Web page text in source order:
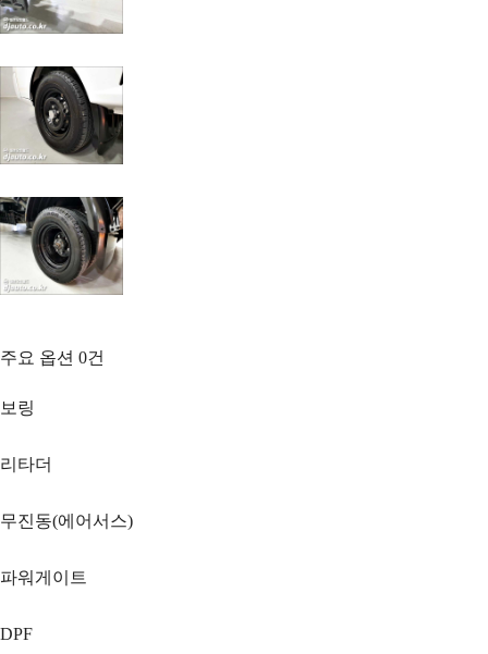
주요 옵션 0건
보링
리타더
무진동(에어서스)
파워게이트
DPF